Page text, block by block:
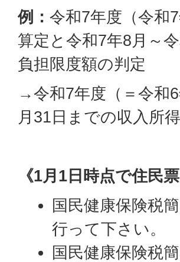
例： 令和7年度（令和
算定と令和7年8月～
負担限度額の判定
→令和7年度（＝令和
月31日までの収入所
《1月1日時点で住民
国民健康保険税
行って下さい。
国民健康保険税